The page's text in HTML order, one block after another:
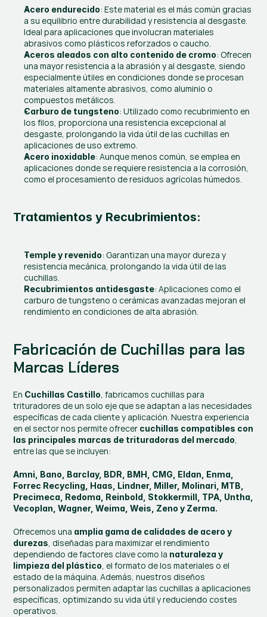
Acero endurecido: Este material es el más común gracias
a su equilibrio entre durabilidad y resistencia al desgaste.
Ideal para aplicaciones que involucran materiales
abrasivos como plásticos reforzados o caucho.
Aceros aleados con alto contenido de cromo: Ofrecen
una mayor resistencia a la abrasión y al desgaste, siendo
especialmente útiles en condiciones donde se procesan
materiales altamente abrasivos, como aluminio o
compuestos metálicos.
Carburo de tungsteno: Utilizado como recubrimiento en
los filos, proporciona una resistencia excepcional al
desgaste, prolongando la vida útil de las cuchillas en
aplicaciones de uso extremo.
Acero inoxidable: Aunque menos común, se emplea en
aplicaciones donde se requiere resistencia a la corrosión,
como el procesamiento de residuos agrícolas húmedos.
Tratamientos y Recubrimientos:
Temple y revenido: Garantizan una mayor dureza y
resistencia mecánica, prolongando la vida útil de las
cuchillas.
Recubrimientos antidesgaste: Aplicaciones como el
carburo de tungsteno o cerámicas avanzadas mejoran el
rendimiento en condiciones de alta abrasión.
Fabricación de Cuchillas para las
Marcas Líderes
En Cuchillas Castillo, fabricamos cuchillas para
trituradores de un solo eje que se adaptan a las necesidades
específicas de cada cliente y aplicación. Nuestra experiencia
en el sector nos permite ofrecer cuchillas compatibles con
las principales marcas de trituradoras del mercado,
entre las que se incluyen:
Amni, Bano, Barclay, BDR, BMH, CMG, Eldan, Enma,
Forrec Recycling, Haas, Lindner, Miller, Molinari, MTB,
Precimeca, Redoma, Reinbold, Stokkermill, TPA, Untha,
Vecoplan, Wagner, Weima, Weis, Zeno y Zerma.
Ofrecemos una amplia gama de calidades de acero y
durezas, diseñadas para maximizar el rendimiento
dependiendo de factores clave como la naturaleza y
limpieza del plástico, el formato de los materiales o el
estado de la máquina. Además, nuestros diseños
personalizados permiten adaptar las cuchillas a aplicaciones
específicas, optimizando su vida útil y reduciendo costes
operativos.